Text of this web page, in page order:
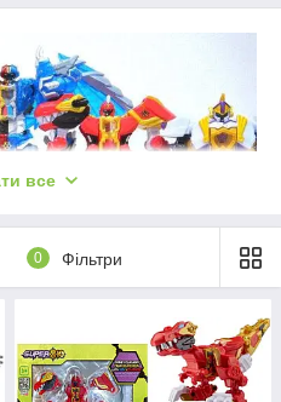
все
0 Фільтри